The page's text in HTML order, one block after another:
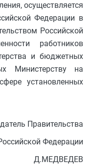
осуществляется
Федерации в
Российской
работников
и бюджетных
Министерству на
установленных
Правительства
Федерации
Д.МЕДВЕДЕВ